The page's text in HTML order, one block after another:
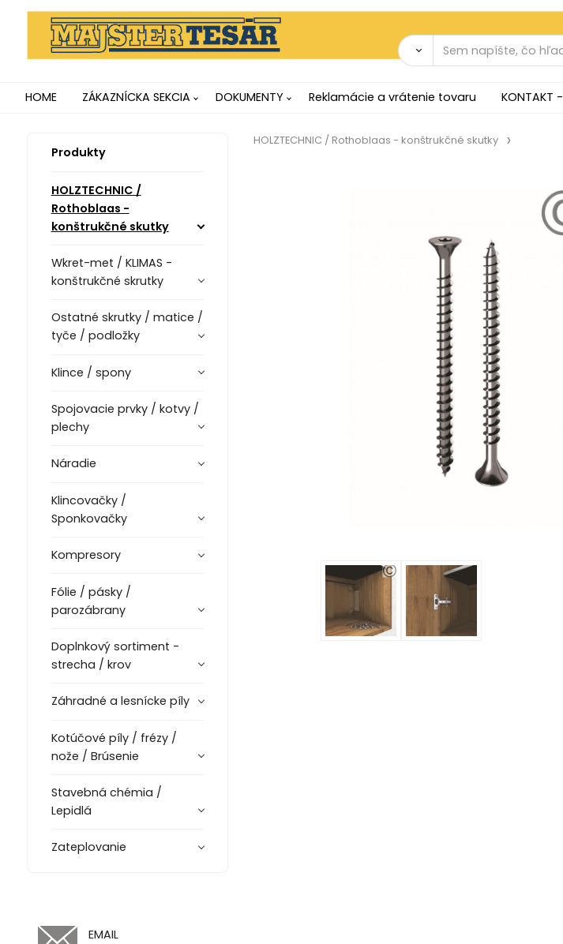
HOME ZÁKAZNÍCKA SEKCIA DOKUMENTY Reklamácie a vrátenie tovaru KONTAKT
Produkty
HOLZTECHNIC /
Rothoblaas -
konštrukčné skutky
Wkret-met / KLIMAS -
konštrukčné skrutky
Ostatné skrutky / matice /
tyče / podložky
Klince / spony
Spojovacie prvky / kotvy /
plechy
Náradie
Klincovačky /
Sponkovačky
Kompresory
Fólie / pásky /
parozábrany
Doplnkový sortiment -
strecha / krov
Záhradné a lesnícke píly
Kotúčové píly / frézy /
nože / Brúsenie
Stavebná chémia /
Lepidlá
Zateplovanie
EMAIL
HOLZTECHNIC / Rothoblaas - konštrukčné skutky